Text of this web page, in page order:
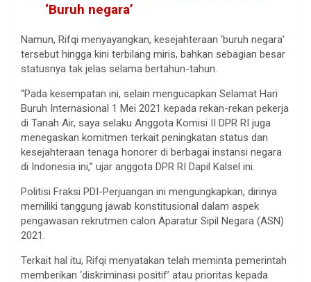
‘Buruh negara’
Namun, Rifqi menyayangkan, kesejahteraan ‘buruh negara’
tersebut hingga kini terbilang miris, bahkan sebagian besar
statusnya tak jelas selama bertahun-tahun.
“Pada kesempatan ini, selain mengucapkan Selamat Hari
Buruh Internasional 1 Mei 2021 kepada rekan-rekan pekerja
di Tanah Air, saya selaku Anggota Komisi II DPR RI juga
menegaskan komitmen terkait peningkatan status dan
kesejahteraan tenaga honorer di berbagai instansi negara
di Indonesia ini,” ujar anggota DPR RI Dapil Kalsel ini.
Politisi Fraksi PDI-Perjuangan ini mengungkapkan, dirinya
memiliki tanggung jawab konstitusional dalam aspek
pengawasan rekrutmen calon Aparatur Sipil Negara (ASN)
2021.
Terkait hal itu, Rifqi menyatakan telah meminta pemerintah
memberikan ‘diskriminasi positif’ atau prioritas kepada